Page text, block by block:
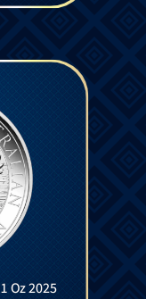
Oz 2025